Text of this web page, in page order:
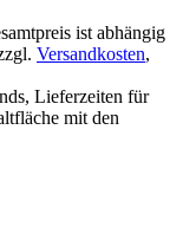
ist abhängig
Versandkosten,
Lieferzeiten für
mit den